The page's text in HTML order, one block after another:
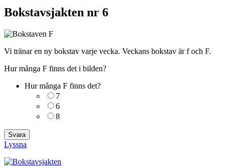
Bokstavsjakten nr 6
Vi tränar en ny bokstav varje vecka. Veckans bokstav är f och F.
Hur många F finns det i bilden?
Hur många F finns det?
7
6
8
Lyssna